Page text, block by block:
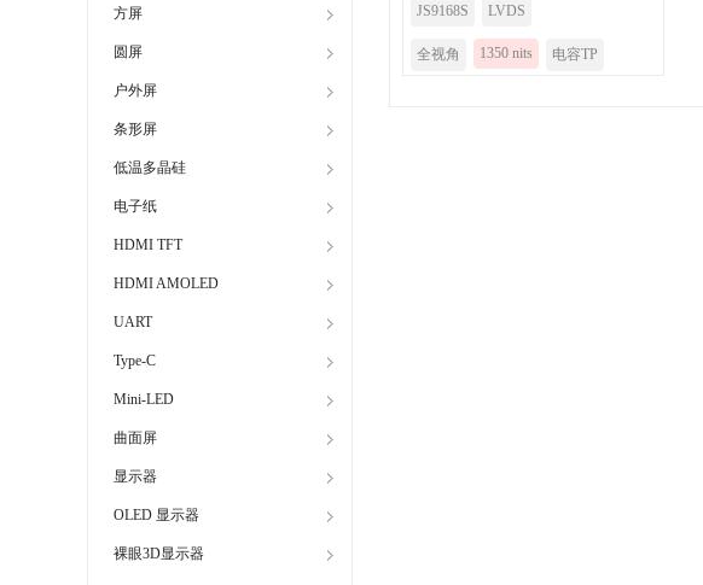
方屏
圆屏
户外屏
条形屏
低温多晶硅
电子纸
HDMI TFT
HDMI AMOLED
UART
Type-C
Mini-LED
曲面屏
显示器
OLED 显示器
裸眼3D显示器
JS9168S LVDS
全视角 1350 nits 电容TP